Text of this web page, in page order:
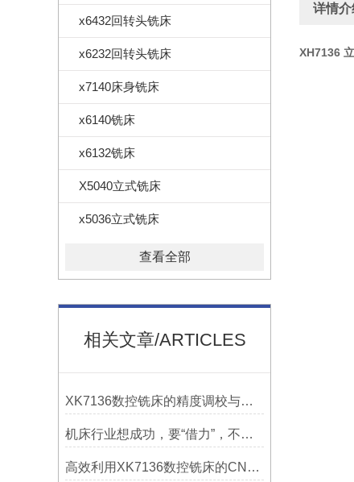
x6432回转头铣床
x6232回转头铣床
x7140床身铣床
x6140铣床
x6132铣床
X5040立式铣床
x5036立式铣床
查看全部
相关文章/ARTICLES
XK7136数控铣床的精度调校与性能优化
机床行业想成功，要“借力”，不要“尽力”！
高效利用XK7136数控铣床的CNC系统？
详情介
XH7136